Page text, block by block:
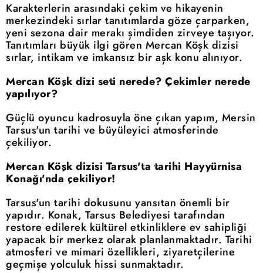
Karakterlerin arasındaki çekim ve hikayenin
merkezindeki sırlar tanıtımlarda göze çarparken,
yeni sezona dair merakı şimdiden zirveye taşıyor.
Tanıtımları büyük ilgi gören Mercan Köşk dizisi
sırlar, intikam ve imkansız bir aşk konu alınıyor.
Mercan Köşk dizi seti nerede? Çekimler nerede
yapılıyor?
Güçlü oyuncu kadrosuyla öne çıkan yapım, Mersin
Tarsus'un tarihi ve büyüleyici atmosferinde
çekiliyor.
Mercan Köşk dizisi Tarsus'ta tarihi Hayyürnisa
Konağı'nda çekiliyor!
Tarsus'un tarihi dokusunu yansıtan önemli bir
yapıdır. Konak, Tarsus Belediyesi tarafından
restore edilerek kültürel etkinliklere ev sahipliği
yapacak bir merkez olarak planlanmaktadır. Tarihi
atmosferi ve mimari özellikleri, ziyaretçilerine
geçmişe yolculuk hissi sunmaktadır.